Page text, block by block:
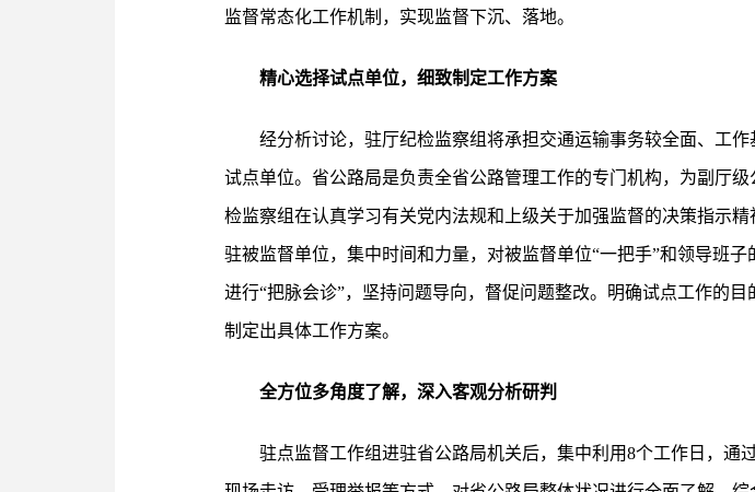
监督常态化工作机制，实现监督下沉、落地。
精心选择试点单位，细致制定工作方案
经分析讨论，驻厅纪检监察组将承担交通运输事务较全面、工
试点单位。省公路局是负责全省公路管理工作的专门机构，为副厅
检监察组在认真学习有关党内法规和上级关于加强监督的决策指示
驻被监督单位，集中时间和力量，对被监督单位“一把手”和领导班
进行“把脉会诊”，坚持问题导向，督促问题整改。明确试点工作的
制定出具体工作方案。
全方位多角度了解，深入客观分析研判
驻点监督工作组进驻省公路局机关后，集中利用8个工作日，通